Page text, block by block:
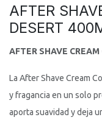
AFTER
DESERT
AFTER SHAVE
La After Shave Cream
y fragancia en un solo
aporta suavidad y deja